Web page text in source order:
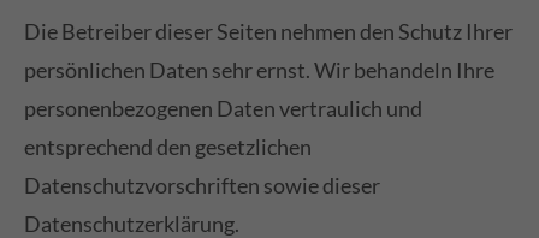
Die Betreiber dieser Seiten nehmen den Schutz Ihrer
persönlichen Daten sehr ernst. Wir behandeln Ihre
personenbezogenen Daten vertraulich und
entsprechend den gesetzlichen
Datenschutzvorschriften sowie dieser
Datenschutzerklärung.